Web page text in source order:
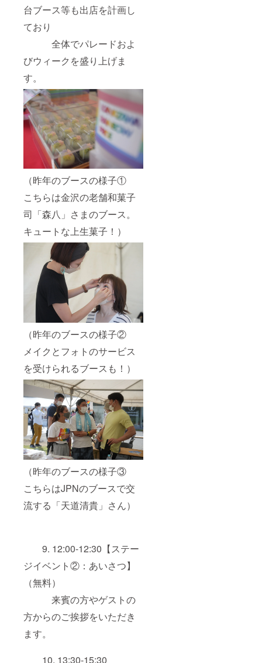
台ブース等も出店を計画し
ており
全体でパレードおよ
びウィークを盛り上げま
す。
（昨年のブースの様子①
こちらは金沢の老舗和菓子
司「森八」さまのブース。
キュートな上生菓子！）
（昨年のブースの様子②
メイクとフォトのサービス
を受けられるブースも！）
（昨年のブースの様子③
こちらはJPNのブースで交
流する「天道清貴」さん）
9. 12:00-12:30【ステー
ジイベント②：あいさつ】
（無料）
来賓の方やゲストの
方からのご挨拶をいただき
ます。
10. 13:30-15:30